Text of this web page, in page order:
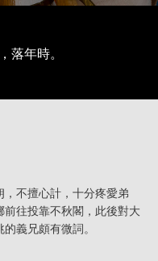
落年時。
不擅心計，十分疼愛弟
往投靠不秋閣，此後對大
義兄頗有微詞。